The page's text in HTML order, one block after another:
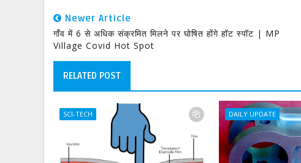
Newer Article
गाँव में 6 से अधिक संक्रमित मिलने पर घोषित होंगे हॉट स्पॉट | MP
Village Covid Hot Spot
RELATED POST
SCI-TECH DAILY UPDATE